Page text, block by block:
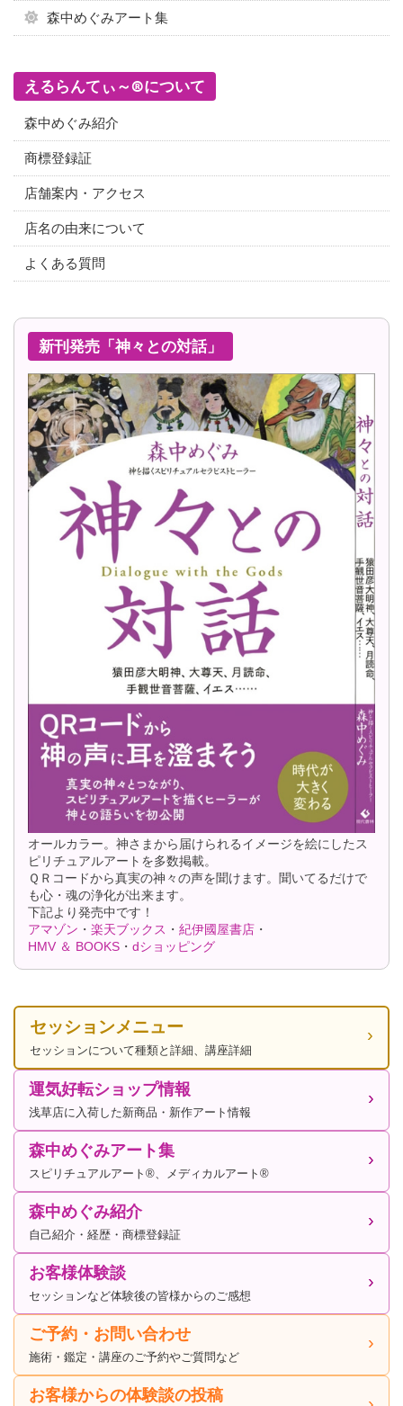
森中めぐみアート集
えるらんてぃ～®について
森中めぐみ紹介
商標登録証
店舗案内・アクセス
店名の由来について
よくある質問
新刊発売「神々との対話」
オールカラー。神さまから届けられるイメージを絵にしたス
ピリチュアルアートを多数掲載。
ＱＲコードから真実の神々の声を聞けます。聞いてるだけで
も心・魂の浄化が出来ます。
下記より発売中です！
アマゾン ・ 楽天ブックス ・ 紀伊國屋書店 ・
HMV ＆ BOOKS ・ dショッピング
セッションメニュー
セッションについて種類と詳細、講座詳細
運気好転ショップ情報
浅草店に入荷した新商品・新作アート情報
森中めぐみアート集
スピリチュアルアート®、メディカルアート®
森中めぐみ紹介
自己紹介・経歴・商標登録証
お客様体験談
セッションなど体験後の皆様からのご感想
ご予約・お問い合わせ
施術・鑑定・講座のご予約やご質問など
お客様からの体験談の投稿